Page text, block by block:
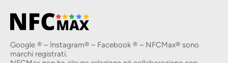
Google ® – Instagram® – Facebook ® – NFCMax® sono
marchi registrati.